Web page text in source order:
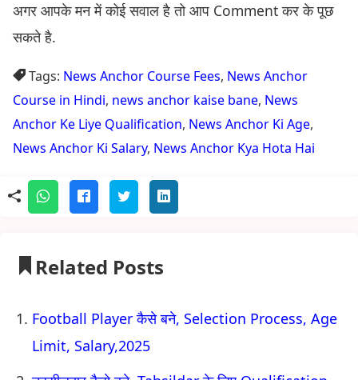
अगर आपके मन में कोई सवाल है तो आप Comment कर के पूछ
सकते है.
Tags: News Anchor Course Fees, News Anchor
Course in Hindi, news anchor kaise bane, News
Anchor Ke Liye Qualification, News Anchor Ki Age,
News Anchor Ki Salary, News Anchor Kya Hota Hai
Related Posts
Football Player कैसे बने, Selection Process, Age
Limit, Salary,2025